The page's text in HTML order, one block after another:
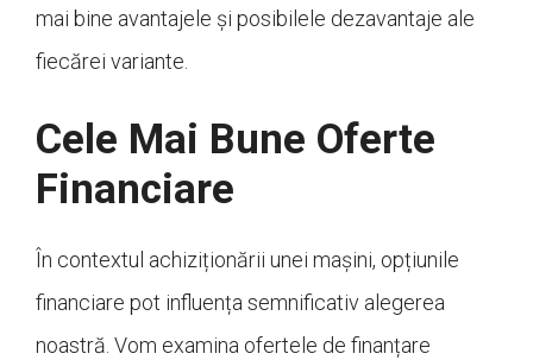
mai bine avantajele și posibilele dezavantaje ale
fiecărei variante.
Cele Mai Bune Oferte
Financiare
În contextul achiziționării unei mașini, opțiunile
financiare pot influența semnificativ alegerea
noastră. Vom examina ofertele de finanțare